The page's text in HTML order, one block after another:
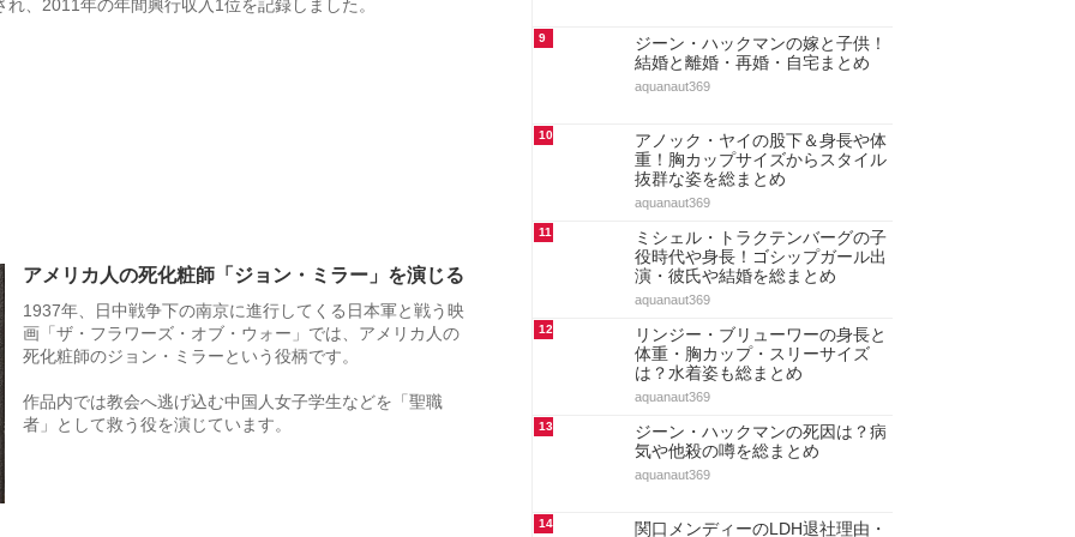
れ、2011年の年間興行収入1位を記録しました。
アメリカ人の死化粧師「ジョン・ミラー」を演じる
1937年、日中戦争下の南京に進行してくる日本軍と戦う映
画「ザ・フラワーズ・オブ・ウォー」では、アメリカ人の
死化粧師のジョン・ミラーという役柄です。
作品内では教会へ逃げ込む中国人女子学生などを「聖職
者」として救う役を演じています。
9
ジーン・ハックマンの嫁と子供！
結婚と離婚・再婚・自宅まとめ
aquanaut369
10
アノック・ヤイの股下＆身長や体
重！胸カップサイズからスタイル
抜群な姿を総まとめ
aquanaut369
11
ミシェル・トラクテンバーグの子
役時代や身長！ゴシップガール出
演・彼氏や結婚を総まとめ
aquanaut369
12
リンジー・ブリューワーの身長と
体重・胸カップ・スリーサイズ
は？水着姿も総まとめ
aquanaut369
13
ジーン・ハックマンの死因は？病
気や他殺の噂を総まとめ
aquanaut369
14 関口メンディーのLDH退社理由・